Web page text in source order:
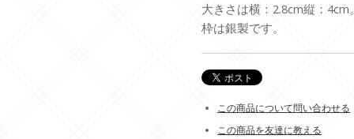
大きさは横：2.8cm縦：4cm
枠は銀製です。
この商品について問い合わせる
この商品を友達に教える